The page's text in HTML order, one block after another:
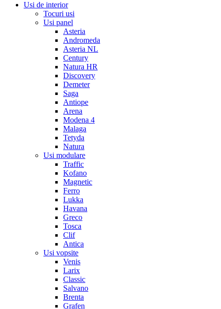
Usi de interior
Tocuri usi
Usi panel
Asteria
Andromeda
Asteria NL
Century
Natura HR
Discovery
Demeter
Saga
Antiope
Arena
Modena 4
Malaga
Tetyda
Natura
Usi modulare
Traffic
Kofano
Magnetic
Ferro
Lukka
Havana
Greco
Tosca
Clif
Antica
Usi vopsite
Venis
Larix
Classic
Salvano
Brenta
Grafen